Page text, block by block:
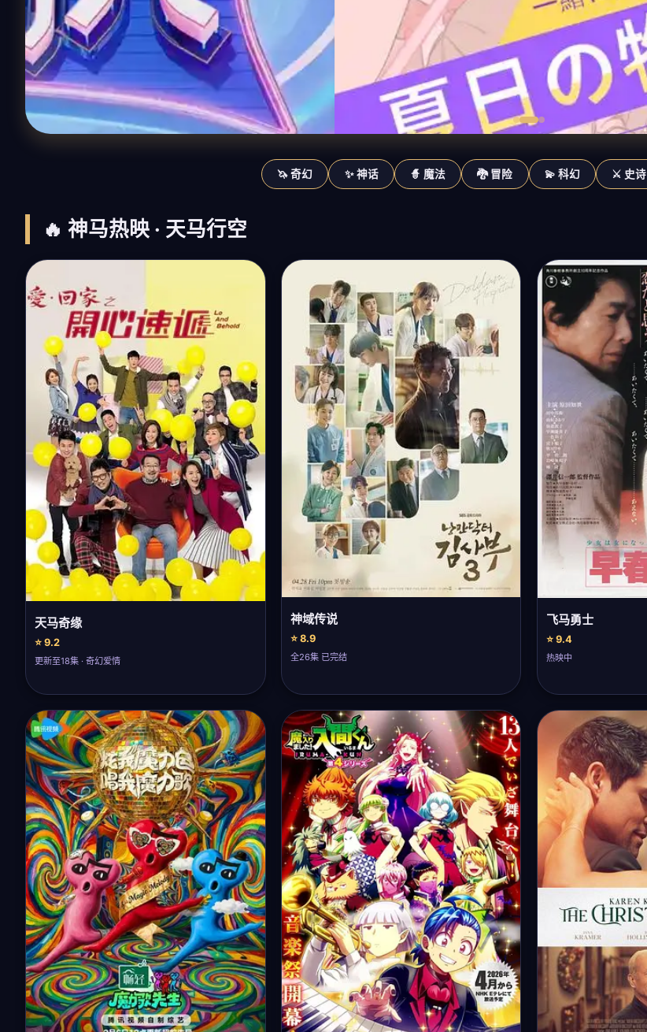
🦄 奇幻 ✨ 神话 🧙 魔法 🐉 冒险 💫 科幻 ⚔️ 史诗
🔥 神马热映 · 天马行空
天马奇缘
⭐ 9.2
更新至18集 · 奇幻爱情
神域传说
⭐ 8.9
全26集 已完结
飞马勇士
⭐ 9.4
热映中